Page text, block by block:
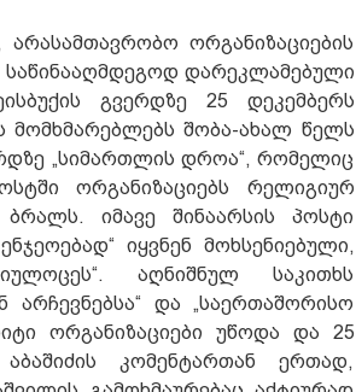
არასამთავრობო ორგანიზაციების
საწინააღმდეგოდ დარეკლამებული
გვერდზე 25 დეკემბერს
მომხმარებლებს შობა-ახალ წელს
„სიმართლის დროა“, რომელიც
ორგანიზაციებს რელიგიურ
იმავე შინაარსის პოსტი
იყვნენ მოხსენიებული,
აღნიშნულ საკითხს
და „საერთაშორისო
ორგანიზაციები უწოდა და 25
კომენტართან ერთად,